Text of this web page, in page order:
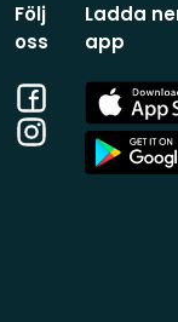
Följ
oss
Facebook
Instagram
Ladda
app
App
Store
App
Store